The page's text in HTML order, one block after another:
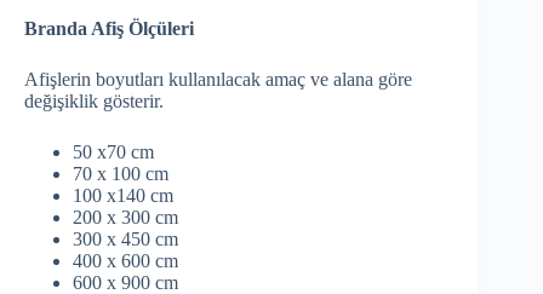
Branda Afiş Ölçüleri
Afişlerin boyutları kullanılacak amaç ve alana göre
değişiklik gösterir.
50 x70 cm
70 x 100 cm
100 x140 cm
200 x 300 cm
300 x 450 cm
400 x 600 cm
600 x 900 cm